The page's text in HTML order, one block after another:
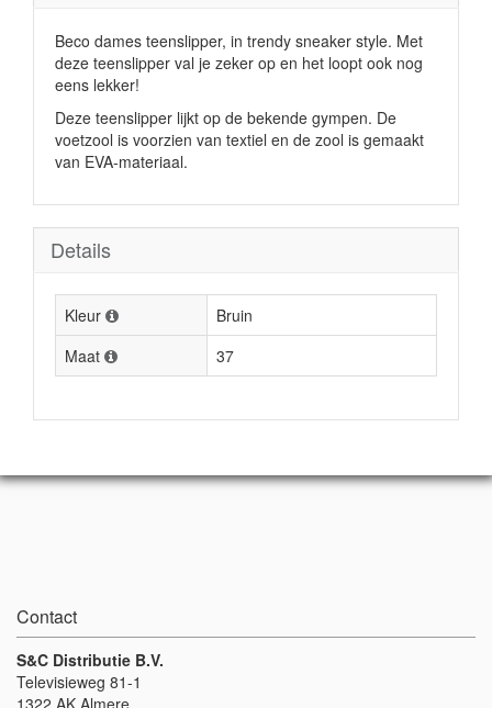
Beco dames teenslipper, in trendy sneaker style. Met
deze teenslipper val je zeker op en het loopt ook nog
eens lekker!
Deze teenslipper lijkt op de bekende gympen. De
voetzool is voorzien van textiel en de zool is gemaakt
van EVA-materiaal.
Details
Kleur
Bruin
Maat
37
Contact
S&C Distributie B.V.
Televisieweg 81-1
1322 AK Almere